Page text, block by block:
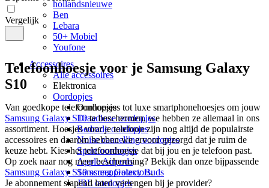
hollandsnieuwe
Ben
Lebara
50+ Mobiel
Youfone
Accessoires
Alle accessoires
Elektronica
Oordopjes
Oordopjes
Draadloze oordopjes
Bedrade oordopjes
Noise cancelling oordopjes
Sport oordopjes
Apple Airpods
Samsung Galaxy Buds
JBL oordopjes
Vergelijk
Telefoonhoesje voor je Samsung Galaxy
S10
Samsung Galaxy S10 te beschermen, we hebben ze allemaal in ons
assortiment. Hoesjes voor je telefoon zijn nog altijd de populairste
accessoires en daarom hebben we ervoor gezorgd dat je ruim de
keuze hebt. Kies het telefoonhoesje dat bij jou en je telefoon past.
Samsung Galaxy S10 screenprotectors.
Je abonnement slapend laten verlengen bij je provider?